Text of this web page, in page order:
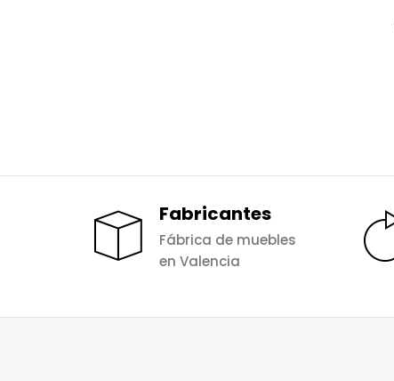
Fabricantes
Fábrica de muebles
en Valencia